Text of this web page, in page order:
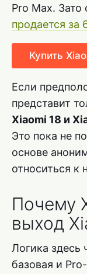
Pro Max. Зато
продается за
Купить
Если
представит
Xiaomi 18 и
Это пока не
основе
относиться к
Почему
выход
Логика здесь
базовая и